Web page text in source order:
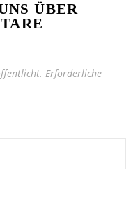
ÜBER
Erforderliche